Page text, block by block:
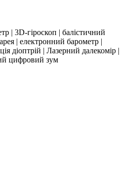
| 3D-гіроскоп | балістичний
| електронний барометр |
діоптрій | Лазерний далекомір |
цифровий зум